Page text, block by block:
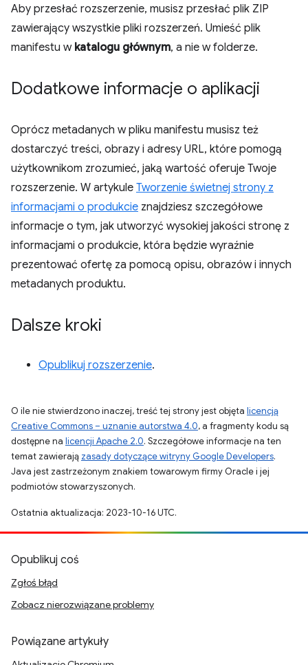
Aby przesłać rozszerzenie, musisz przesłać plik ZIP
zawierający wszystkie pliki rozszerzeń. Umieść plik
manifestu w katalogu głównym, a nie w folderze.
Dodatkowe informacje o aplikacji
Oprócz metadanych w pliku manifestu musisz też
dostarczyć treści, obrazy i adresy URL, które pomogą
użytkownikom zrozumieć, jaką wartość oferuje Twoje
rozszerzenie. W artykule Tworzenie świetnej strony z
informacjami o produkcie znajdziesz szczegółowe
informacje o tym, jak utworzyć wysokiej jakości stronę z
informacjami o produkcie, która będzie wyraźnie
prezentować ofertę za pomocą opisu, obrazów i innych
metadanych produktu.
Dalsze kroki
Opublikuj rozszerzenie.
O ile nie stwierdzono inaczej, treść tej strony jest objęta licencją
Creative Commons – uznanie autorstwa 4.0, a fragmenty kodu są
dostępne na licencji Apache 2.0. Szczegółowe informacje na ten
temat zawierają zasady dotyczące witryny Google Developers.
Java jest zastrzeżonym znakiem towarowym firmy Oracle i jej
podmiotów stowarzyszonych.
Ostatnia aktualizacja: 2023-10-16 UTC.
Opublikuj coś
Zgłoś błąd
Zobacz nierozwiązane problemy
Powiązane artykuły